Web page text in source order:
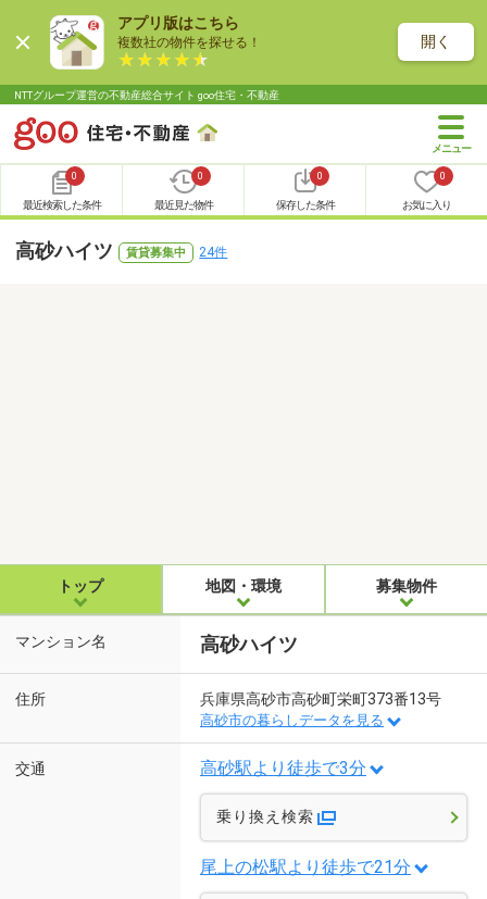
アプリ版はこちら
複数社の物件を探せる！ 開く
NTTグループ運営の不動産総合サイト goo住宅・不動産
0
最近検索した条件
0
最近見た物件
0
保存した条件
0
お気に入り
高砂ハイツ 賃貸募集中 24件
トップ 地図・環境 募集物件
マンション名 高砂ハイツ
住所 兵庫県高砂市高砂町栄町373番13号
高砂市の暮らしデータを見る
交通 高砂駅より徒歩で3分
乗り換え検索
尾上の松駅より徒歩で21分